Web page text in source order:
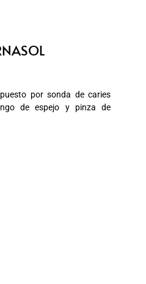
por sonda de caries
de espejo y pinza de